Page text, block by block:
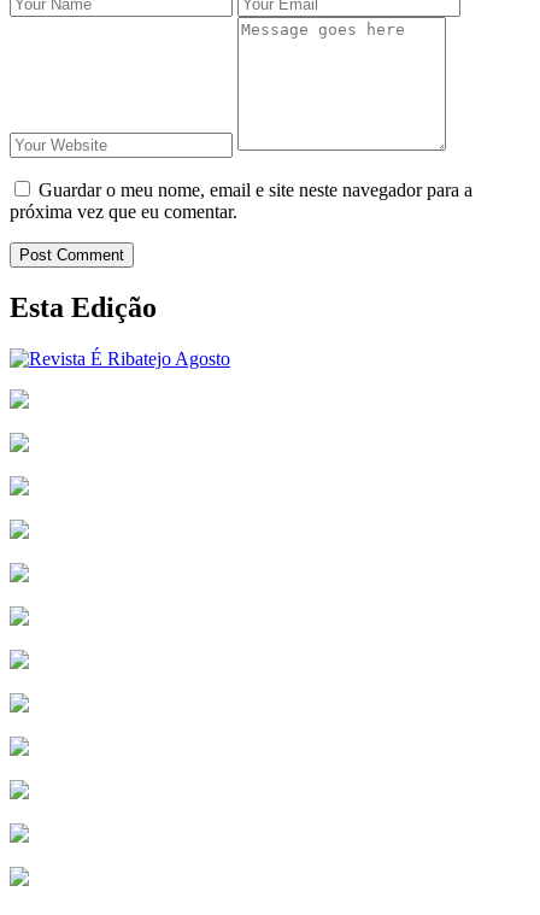
Guardar o meu nome, email e site neste navegador para a
próxima vez que eu comentar.
Post Comment
Esta Edição